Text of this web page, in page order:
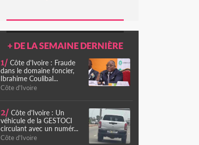
+ DE LA SEMAINE DERNIÈRE
1/ Côte d'Ivoire : Fraude
dans le domaine foncier,
Ibrahime Coulibal...
Côte d'Ivoire
2/ Côte d'Ivoire : Un
véhicule de la GESTOCI
circulant avec un numér...
Côte d'Ivoire